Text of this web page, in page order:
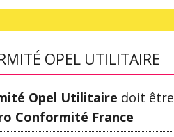
OPEL UTILITAIRE
Opel Utilitaire doit être
Conformité France